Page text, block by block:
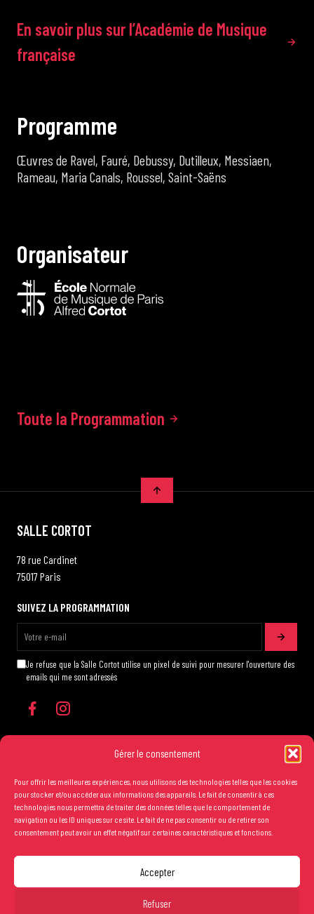
Gérer le consentement
Pour offrir les meilleures expériences, nous utilisons des technologies telles que les cookies
pour stocker et/ou accéder aux informations des appareils. Le fait de consentir à ces
technologies nous permettra de traiter des données telles que le comportement de
navigation ou les ID uniques sur ce site. Le fait de ne pas consentir ou de retirer son
consentement peut avoir un effet négatif sur certaines caractéristiques et fonctions.
Accepter
Refuser
En savoir plus sur l’Académie de Musique
française
Programme
Œuvres de Ravel, Fauré, Debussy, Dutilleux, Messiaen,
Rameau, Maria Canals, Roussel, Saint-Saëns
Organisateur
Toute la Programmation
SALLE CORTOT
78 rue Cardinet
75017 Paris
SUIVEZ LA PROGRAMMATION
Je refuse que la Salle Cortot utilise un pixel de suivi pour mesurer l'ouverture des
emails qui me sont adressés
Les conditions générales de vente
Mentions légales
Crédits
Copyright Salle Cortot © 2025 - Création studio